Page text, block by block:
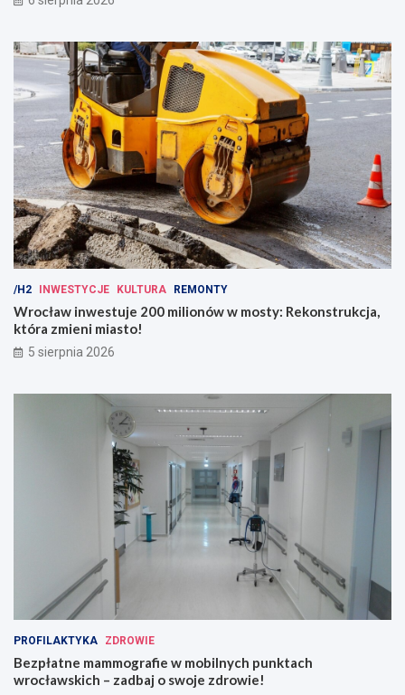
/H2 INWESTYCJE KULTURA REMONTY
Wrocław inwestuje 200 milionów w mosty: Rekonstrukcja,
która zmieni miasto!
5 sierpnia 2026
PROFILAKTYKA ZDROWIE
Bezpłatne mammografie w mobilnych punktach
wrocławskich – zadbaj o swoje zdrowie!